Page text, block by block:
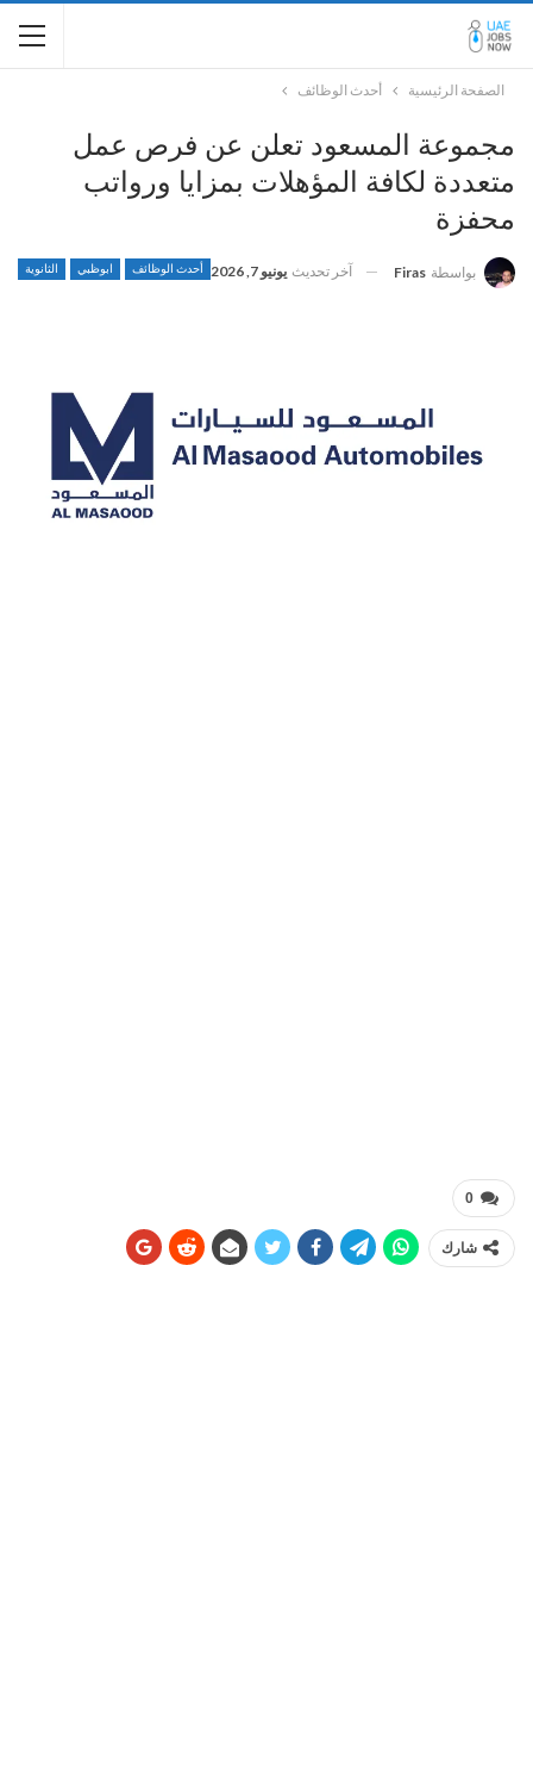
الصفحة الرئيسية أحدث الوظائف
مجموعة المسعود تعلن عن فرص عمل
متعددة لكافة المؤهلات بمزايا ورواتب
محفزة
أحدث الوظائف ابوظبي الثانوية بواسطة Firas آخر تحديث يونيو 7, 2026
0
شارك